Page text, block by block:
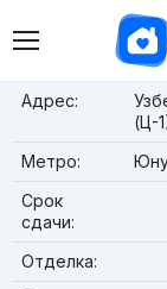
Адрес:
(Ц-
Метро:
Срок
сдачи:
Отделка: